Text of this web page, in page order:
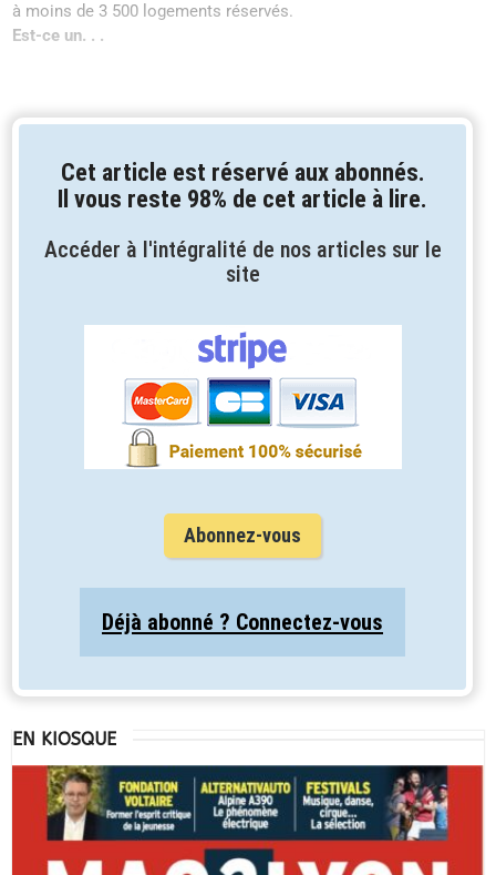
à moins de 3 500 logements réservés.
Est-ce un. . .
Cet article est réservé aux abonnés.
Il vous reste 98% de cet article à lire.
Accéder à l'intégralité de nos articles sur le
site
Abonnez-vous
Déjà abonné ? Connectez-vous
EN KIOSQUE